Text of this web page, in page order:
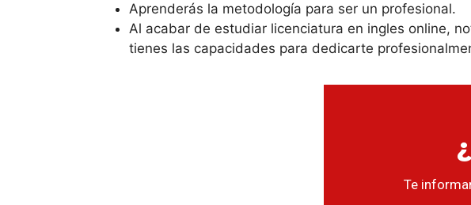
Aprenderás la metodología para ser un profesional.
Al acabar de estudiar licenciatura en ingles online,
tienes las capacidades para dedicarte
Te